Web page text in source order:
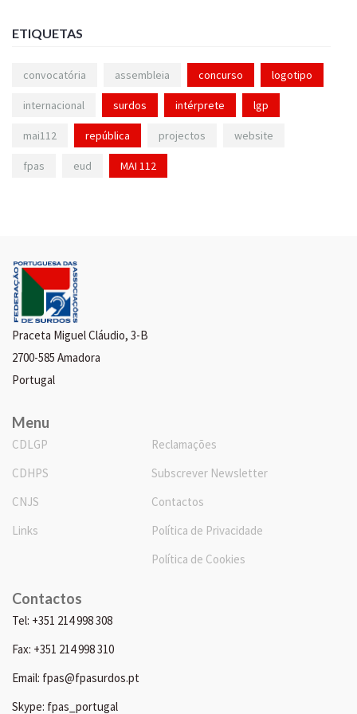
ETIQUETAS
convocatória assembleia concurso logotipo
internacional surdos intérprete lgp
mai112 república projectos website
fpas eud MAI 112
Praceta Miguel Cláudio, 3-B
2700-585 Amadora
Portugal
Menu
CDLGP
CDHPS
CNJS
Links
Reclamações
Subscrever Newsletter
Contactos
Política de Privacidade
Política de Cookies
Contactos
Tel: +351 214 998 308
Fax: +351 214 998 310
Email: fpas@fpasurdos.pt
Skype: fpas_portugal